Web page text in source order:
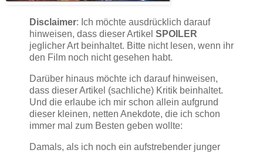
Disclaimer: Ich möchte ausdrücklich darauf
hinweisen, dass dieser Artikel SPOILER
jeglicher Art beinhaltet. Bitte nicht lesen, wenn ihr
den Film noch nicht gesehen habt.
Darüber hinaus möchte ich darauf hinweisen,
dass dieser Artikel (sachliche) Kritik beinhaltet.
Und die erlaube ich mir schon allein aufgrund
dieser kleinen, netten Anekdote, die ich schon
immer mal zum Besten geben wollte:
Damals, als ich noch ein aufstrebender junger